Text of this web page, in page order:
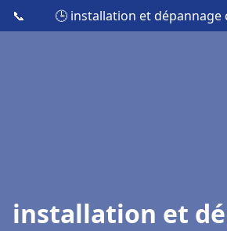
📞 🕒 installation et dépannage
installation et